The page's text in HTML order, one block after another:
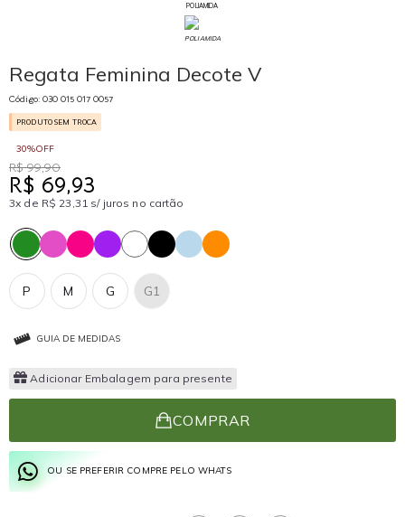
POLIAMIDA
Regata Feminina Decote V
Código: 030 015 017 0057
PRODUTO SEM TROCA
30%OFF
R$ 99,90
R$ 69,93
3x de R$ 23,31 s/ juros no cartão
M G
P G1
GUIA DE MEDIDAS
Adicionar Embalagem para presente
COMPRAR
OU SE PREFERIR COMPRE PELO WHATS